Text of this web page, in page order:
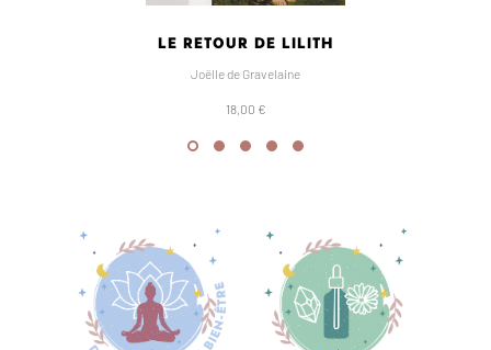
LE RETOUR DE LILITH
Joëlle de Gravelaine
18,00 €